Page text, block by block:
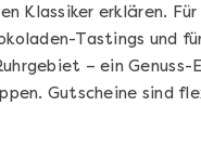
Klassiker erklären.
Tastings und
– ein
Gutscheine sind